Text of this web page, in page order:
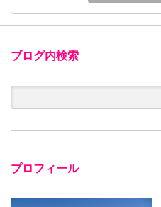
ブログ内検索
プロフィール